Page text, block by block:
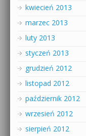
kwiecień 2013
marzec 2013
luty 2013
styczeń 2013
grudzień 2012
listopad 2012
październik 2012
wrzesień 2012
sierpień 2012